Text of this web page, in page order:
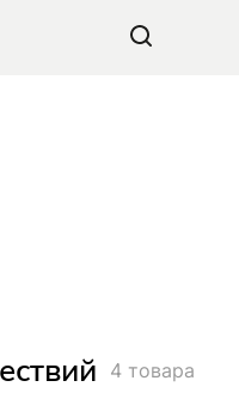
4 товара